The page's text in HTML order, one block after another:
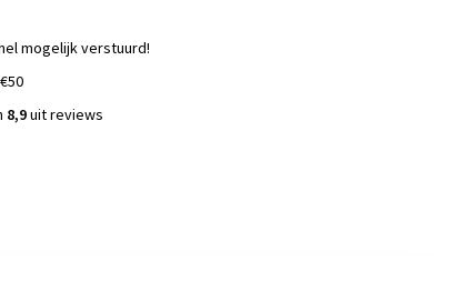
mogelijk verstuurd!
8,9uit reviews